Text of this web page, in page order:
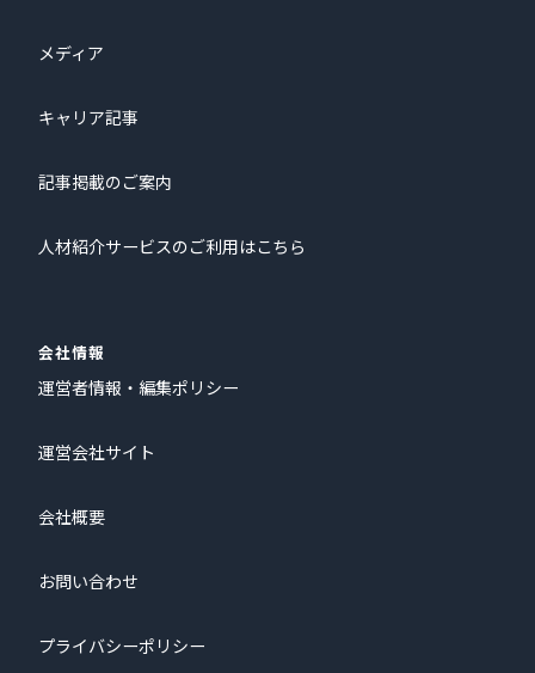
メディア
キャリア記事
記事掲載のご案内
人材紹介サービスのご利用はこちら
会社情報
運営者情報・編集ポリシー
運営会社サイト
会社概要
お問い合わせ
プライバシーポリシー